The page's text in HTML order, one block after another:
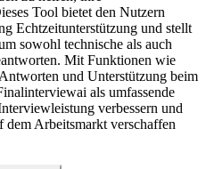
Tool bietet den Nutzern
Echtzeitunterstützung und stellt
sowohl technische als auch
Mit Funktionen wie
und Unterstützung beim
als umfassende
verbessern und
dem Arbeitsmarkt verschaffen